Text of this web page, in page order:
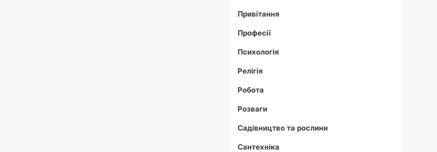
Привітання
Професії
Психологія
Релігія
Робота
Розваги
Садівництво та рослини
Сантехніка